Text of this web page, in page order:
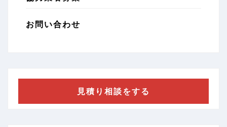
お問い合わせ
見積り相談をする